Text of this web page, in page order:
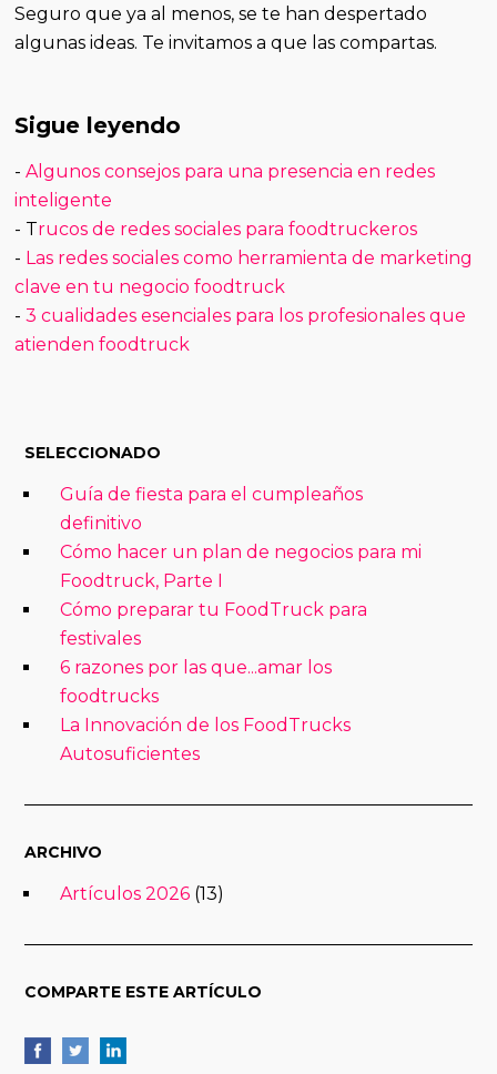
Seguro que ya al menos, se te han despertado
algunas ideas. Te invitamos a que las compartas.
Sigue leyendo
-Algunos consejos para una presencia en redes
inteligente
- Trucos de redes sociales para foodtruckeros
- Las redes sociales como herramienta de marketing
clave en tu negocio foodtruck
-3 cualidades esenciales para los profesionales que
atienden foodtruck
SELECCIONADO
Guía de fiesta para el cumpleaños
definitivo
Cómo hacer un plan de negocios para mi
Foodtruck, Parte I
Cómo preparar tu FoodTruck para
festivales
6 razones por las que...amar los
foodtrucks
La Innovación de los FoodTrucks
Autosuficientes
ARCHIVO
Artículos 2026 (13)
COMPARTE ESTE ARTÍCULO